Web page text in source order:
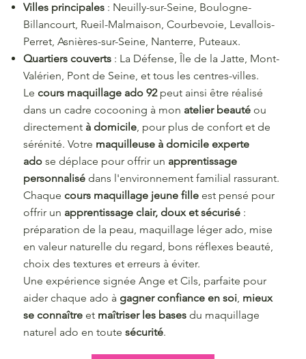
Villes principales : Neuilly-sur-Seine, Boulogne-
Billancourt, Rueil-Malmaison, Courbevoie, Levallois-
Perret, Asnières-sur-Seine, Nanterre, Puteaux.
Quartiers couverts : La Défense, Île de la Jatte, Mont-
Valérien, Pont de Seine, et tous les centres-villes.
Le cours maquillage ado 92peut ainsi être réalisé
dans un cadre cocooning à mon atelier beauté ou
directement à domicile, pour plus de confort et de
sérénité. Votre maquilleuse à domicile experte
adose déplace pour offrir un apprentissage
personnalisédans l'environnement familial rassurant.
Chaque cours maquillage jeune filleest pensé pour
offrir un apprentissage clair, doux et sécurisé :
préparation de la peau, maquillage léger ado, mise
en valeur naturelle du regard, bons réflexes beauté,
choix des textures et erreurs à éviter.
Une expérience signée Ange et Cils, parfaite pour
aider chaque ado à gagner confiance en soi, mieux
se connaître et maîtriser les basesdu maquillage
naturel ado en toutesécurité.